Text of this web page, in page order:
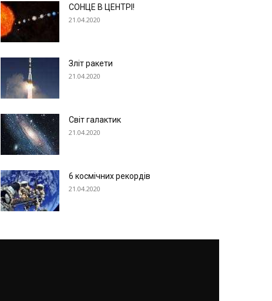
СОНЦЕ В ЦЕНТРІ!
21.04.2020
Зліт ракети
21.04.2020
Світ галактик
21.04.2020
6 космічних рекордів
21.04.2020